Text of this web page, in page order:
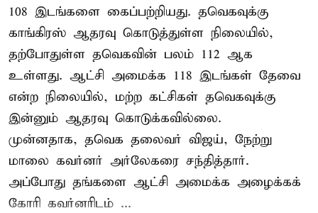
108 இடங்களை கைப்பற்றியது. தவெகவுக்கு
காங்கிரஸ் ஆதரவு கொடுத்துள்ள நிலையில்,
தற்போதுள்ள தவெகவின் பலம் 112 ஆக
உள்ளது. ஆட்சி அமைக்க 118 இடங்கள் தேவை
என்ற நிலையில், மற்ற கட்சிகள் தவெகவுக்கு
இன்னும் ஆதரவு கொடுக்கவில்லை.
முன்னதாக, தவெக தலைவர் விஜய், நேற்று
மாலை கவர்னர் அர்லேகரை சந்தித்தார்.
அப்போது தங்களை ஆட்சி அமைக்க அழைக்கக்
கோரி கவர்னரிடம் ...